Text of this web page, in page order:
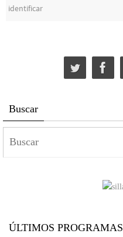
identificar
Buscar
ÚLTIMOS PROGRAMAS